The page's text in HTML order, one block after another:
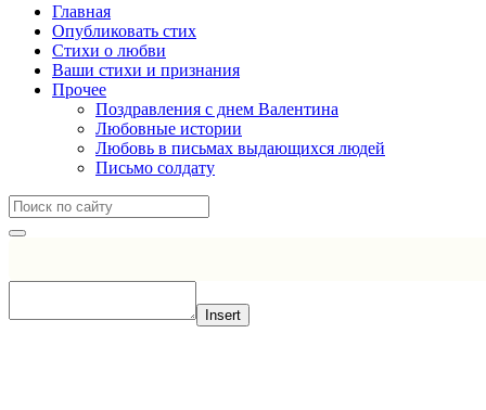
Главная
Опубликовать стих
Стихи о любви
Ваши стихи и признания
Прочее
Поздравления с днем Валентина
Любовные истории
Любовь в письмах выдающихся людей
Письмо солдату
Insert